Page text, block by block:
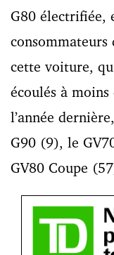
G80 électrifiée,
consommateurs
cette voiture,
écoulés à
l’année
G90 (9), le
GV80 Coupe